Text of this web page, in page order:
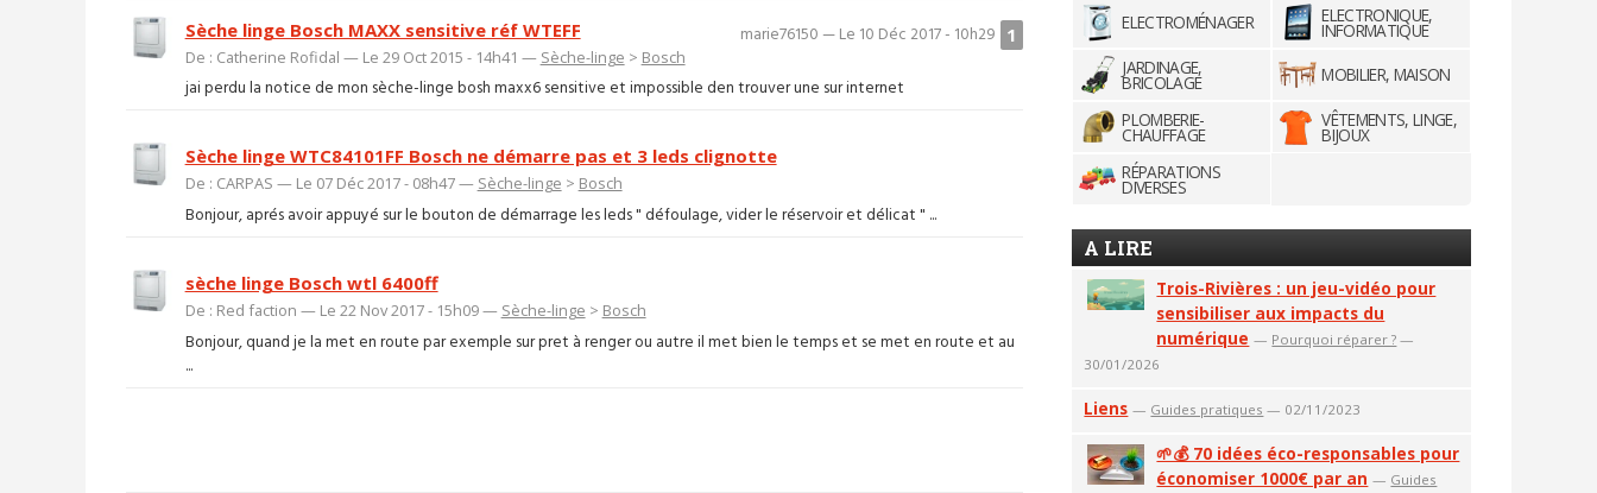
1
marie76150 — Le 10 Déc 2017 - 10h29
Sèche linge Bosch MAXX sensitive réf WTEFF
De : Catherine Rofidal — Le 29 Oct 2015 - 14h41 — Sèche-linge > Bosch
jai perdu la notice de mon sèche-linge bosh maxx6 sensitive et impossible den trouver une sur internet
Sèche linge WTC84101FF Bosch ne démarre pas et 3 leds clignotte
De : CARPAS — Le 07 Déc 2017 - 08h47 — Sèche-linge > Bosch
Bonjour, aprés avoir appuyé sur le bouton de démarrage les leds " défoulage, vider le réservoir et délicat " ...
sèche linge Bosch wtl 6400ff
De : Red faction — Le 22 Nov 2017 - 15h09 — Sèche-linge > Bosch
Bonjour, quand je la met en route par exemple sur pret à renger ou autre il met bien le temps et se met en route et au
...
ELECTROMÉNAGER ELECTRONIQUE,
INFORMATIQUE
JARDINAGE,
BRICOLAGE
MOBILIER, MAISON
PLOMBERIE-
CHAUFFAGE
VÊTEMENTS, LINGE,
BIJOUX
RÉPARATIONS
DIVERSES
A LIRE
Trois-Rivières : un jeu-vidéo pour
sensibiliser aux impacts du
numérique — Pourquoi réparer ? —
30/01/2026
Liens — Guides pratiques — 02/11/2023
🌱💰 70 idées éco-responsables pour
économiser 1000€ par an — Guides